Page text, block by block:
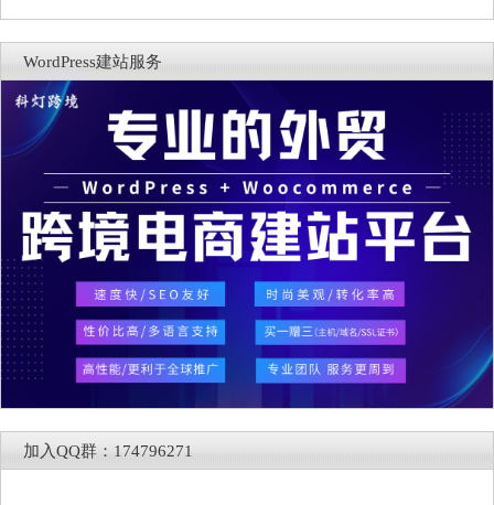
WordPress建站服务
加入QQ群：174796271